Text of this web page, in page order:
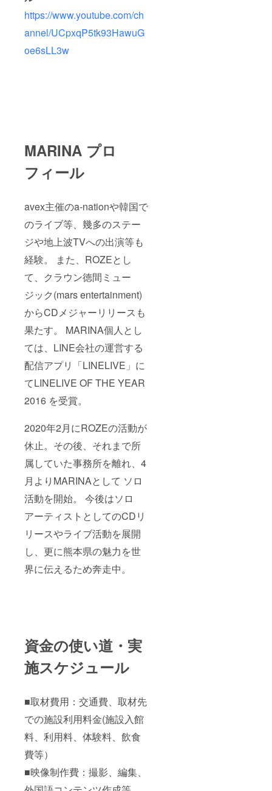
https://www.youtube.com/ch
annel/UCpxqP5tk93HawuG
oe6sLL3w
MARINA プロ
フィール
avex主催のa-nationや韓国で
のライブ等、幾多のステー
ジや地上波TVへの出演等も
経験。 また、ROZEとし
て、クラウン徳間ミュー
ジック(mars entertainment)
からCDメジャーリリースも
果たす。 MARINA個人とし
ては、LINE会社の運営する
配信アプリ「LINELIVE」に
てLINELIVE OF THE YEAR
2016 を受賞。
2020年2月にROZEの活動が
休止。その後、それまで所
属していた事務所を離れ、4
月よりMARINAとして ソロ
活動を開始。 今後はソロ
アーティストとしてのCDリ
リースやライブ活動を展開
し、更に熊本県の魅力を世
界に伝えるため奔走中。
資金の使い道・実
施スケジュール
■取材費用：交通費、取材先
での施設利用料金(施設入館
料、利用料、体験料、飲食
費等）
■映像制作費：撮影、編集、